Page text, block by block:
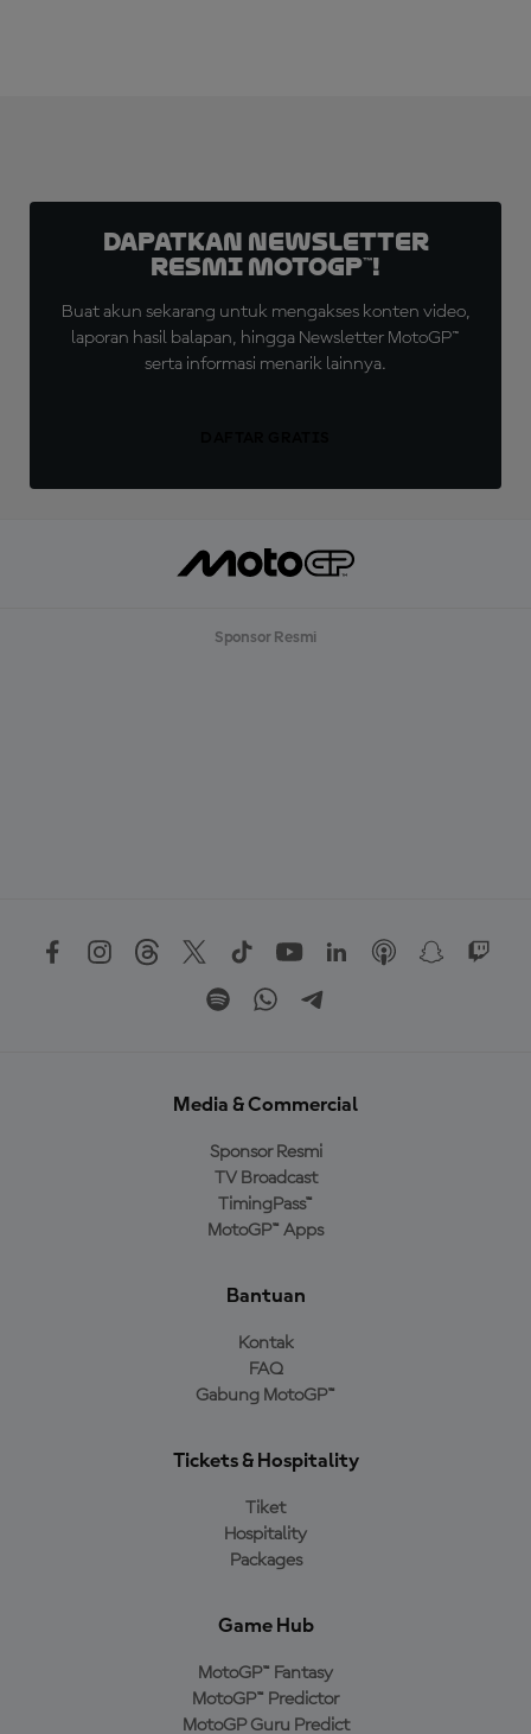
Dapatkan Newsletter
Resmi MotoGP™!
Buat akun sekarang untuk mengakses konten video,
laporan hasil balapan, hingga Newsletter MotoGP™
serta informasi menarik lainnya.
Sponsor Resmi
Media & Commercial
Sponsor Resmi
TV Broadcast
TimingPass™
MotoGP™ Apps
Bantuan
Kontak
FAQ
Gabung MotoGP™
Tickets & Hospitality
Tiket
Hospitality
Packages
Game Hub
MotoGP™ Fantasy
MotoGP™ Predictor
MotoGP Guru Predict